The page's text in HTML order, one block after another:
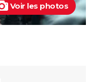
Voir les photos